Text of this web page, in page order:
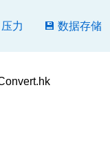
力 💾 数据存储